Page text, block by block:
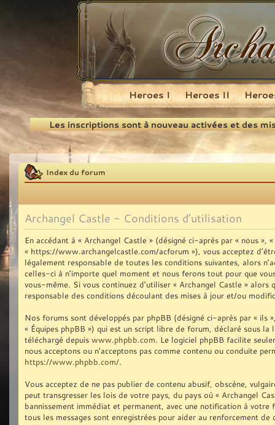
Recherche
Heroes I Heroes II
Les inscriptions sont à nouveau activées et des
Index du forum
Archangel Castle - Conditions d’utilisation
En accédant à « Archangel Castle » (désigné ci-après par « nous »,
« https://www.archangelcastle.com/acforum »), vous acceptez
légalement responsable de toutes les conditions suivantes, alors
celles-ci à n’importe quel moment et nous ferons tout pour que
vous-même. Si vous continuez d’utiliser « Archangel Castle »
responsable des conditions découlant des mises à jour et/ou
Nos forums sont développés par phpBB (désigné ci-après par « ils
« Équipes phpBB ») qui est un script libre de forum, déclaré sous la
téléchargé depuis www.phpbb.com. Le logiciel phpBB facilite
nous acceptons ou n’acceptons pas comme contenu ou conduite
https://www.phpbb.com/.
Vous acceptez de ne pas publier de contenu abusif, obscène,
peut transgresser les lois de votre pays, du pays où « Archangel
bannissement immédiat et permanent, avec une notification à votre
tous les messages sont enregistrées pour aider au renforcement